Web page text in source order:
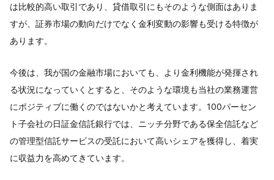
は比較的高い取引であり、貸借取引にもそのような側面はありま
すが、証券市場の動向だけでなく金利変動の影響も受ける特徴が
あります。
今後は、我が国の金融市場においても、より金利機能が発揮され
る状況になっていくとすると、そのような環境も当社の業務運営
にポジティブに働くのではないかと考えています。100パーセン
ト子会社の日証金信託銀行では、ニッチ分野である保全信託など
の管理型信託サービスの受託において高いシェアを獲得し、着実
に収益力を高めてきています。